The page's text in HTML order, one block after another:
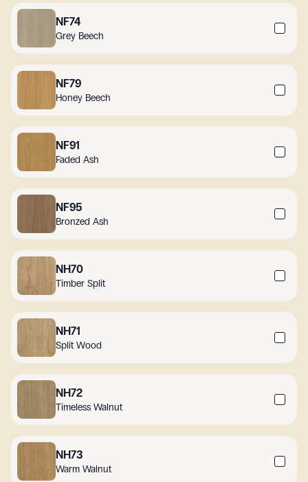
NF74
Grey Beech
NF79
Honey Beech
NF91
Faded Ash
NF95
Bronzed Ash
NH70
Timber Split
NH71
Split Wood
NH72
Timeless Walnut
NH73
Warm Walnut